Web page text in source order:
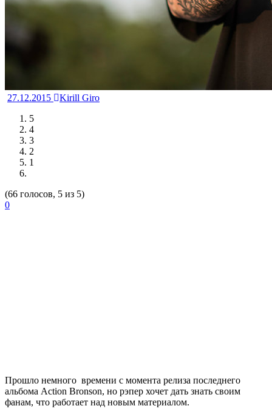
27.12.2015
Kirill Giro
5
4
3
2
1
(66 голосов, 5 из 5)
0
Прошло немного времени с момента релиза последнего
альбома Action Bronson, но рэпер хочет дать знать своим
фанам, что работает над новым материалом.